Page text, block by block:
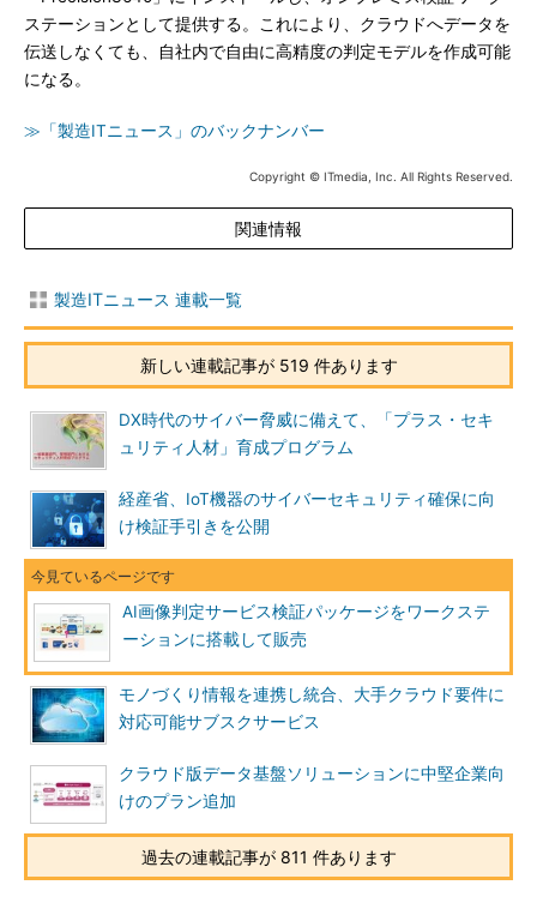
ステーションとして提供する。これにより、クラウドへデータを
伝送しなくても、自社内で自由に高精度の判定モデルを作成可能
になる。
≫「製造ITニュース」のバックナンバー
Copyright © ITmedia, Inc. All Rights Reserved.
関連情報
製造ITニュース 連載一覧
新しい連載記事が 519 件あります
DX時代のサイバー脅威に備えて、「プラス・セキ
ュリティ人材」育成プログラム
経産省、IoT機器のサイバーセキュリティ確保に向
け検証手引きを公開
AI画像判定サービス検証パッケージをワークステ
ーションに搭載して販売
モノづくり情報を連携し統合、大手クラウド要件に
対応可能サブスクサービス
クラウド版データ基盤ソリューションに中堅企業向
けのプラン追加
過去の連載記事が 811 件あります